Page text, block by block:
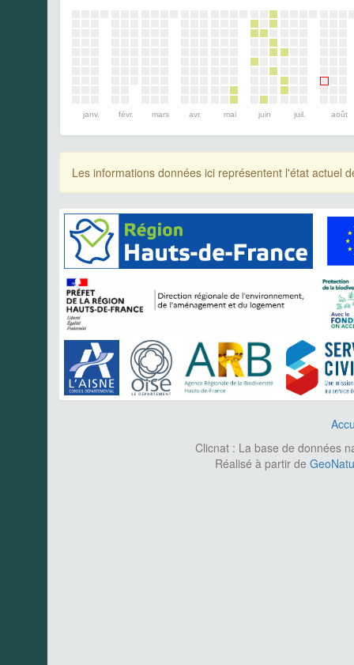
janv. févr. mars avr. mai juin juil. août
Les informations données ici représentent l'état actuel
Clicnat : La base de données
Réalisé à partir de